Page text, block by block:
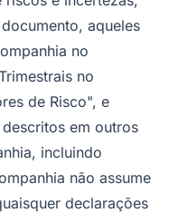
aqueles
no
no
de Risco", e
em outros
incluindo
não assume
declarações